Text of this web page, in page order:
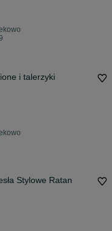
Lustro zdobione i talerzyki
Stylowe Ratan